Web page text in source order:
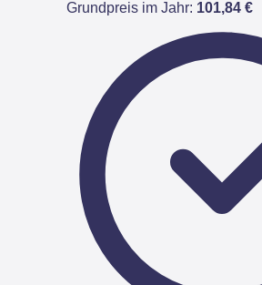
Grundpreis im Jahr: 101,84 €